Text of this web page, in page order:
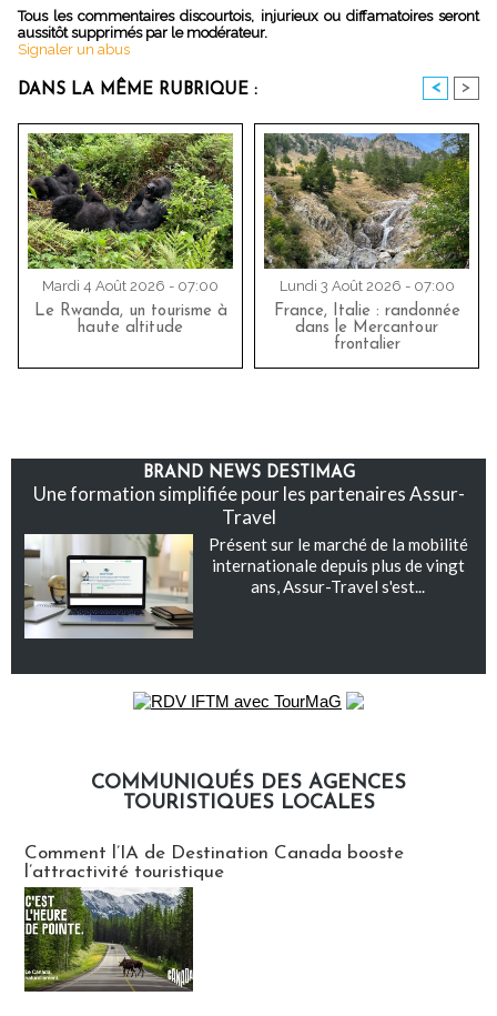
Tous les commentaires discourtois, injurieux ou diffamatoires seront
aussitôt supprimés par le modérateur.
Signaler un abus
DANS LA MÊME RUBRIQUE : < >
Mardi 4 Août 2026 - 07:00
Le Rwanda, un tourisme à
haute altitude
Lundi 3 Août 2026 - 07:00
France, Italie : randonnée
dans le Mercantour
frontalier
BRAND NEWS DESTIMAG
Une formation simplifiée pour les partenaires Assur-
Travel
Présent sur le marché de la mobilité
internationale depuis plus de vingt
ans, Assur-Travel s'est...
COMMUNIQUÉS DES AGENCES
TOURISTIQUES LOCALES
Comment l’IA de Destination Canada booste
l’attractivité touristique